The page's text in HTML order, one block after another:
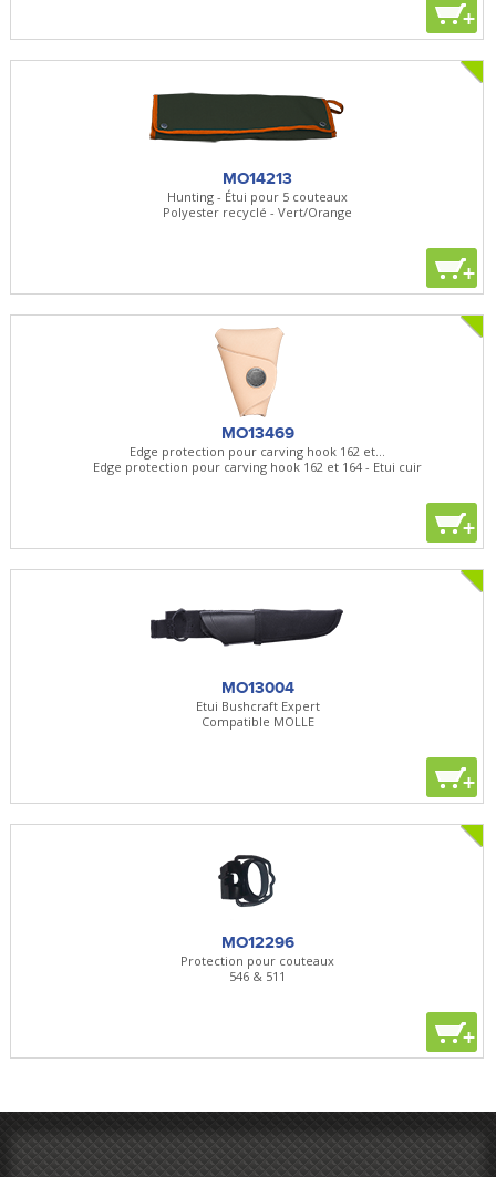
+
MO14213
Hunting - Étui pour 5 couteaux
Polyester recyclé - Vert/Orange
+
MO13469
Edge protection pour carving hook 162 et...
Edge protection pour carving hook 162 et 164 - Etui cuir
+
MO13004
Etui Bushcraft Expert
Compatible MOLLE
+
MO12296
Protection pour couteaux
546 & 511
+